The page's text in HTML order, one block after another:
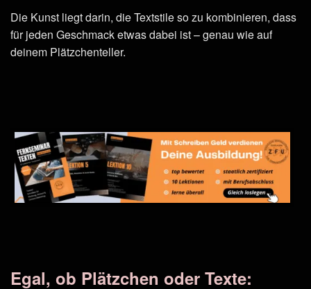
Die Kunst liegt darin, die Textstile so zu kombinieren, dass
für jeden Geschmack etwas dabei ist – genau wie auf
deinem Plätzchenteller.
Egal, ob Plätzchen oder Texte: